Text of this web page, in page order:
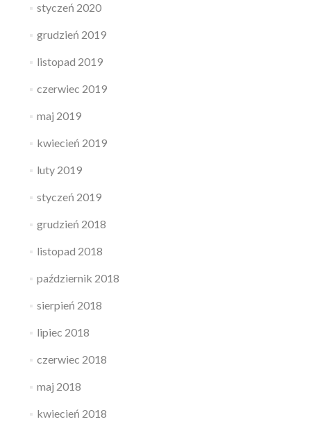
styczeń 2020
grudzień 2019
listopad 2019
czerwiec 2019
maj 2019
kwiecień 2019
luty 2019
styczeń 2019
grudzień 2018
listopad 2018
październik 2018
sierpień 2018
lipiec 2018
czerwiec 2018
maj 2018
kwiecień 2018